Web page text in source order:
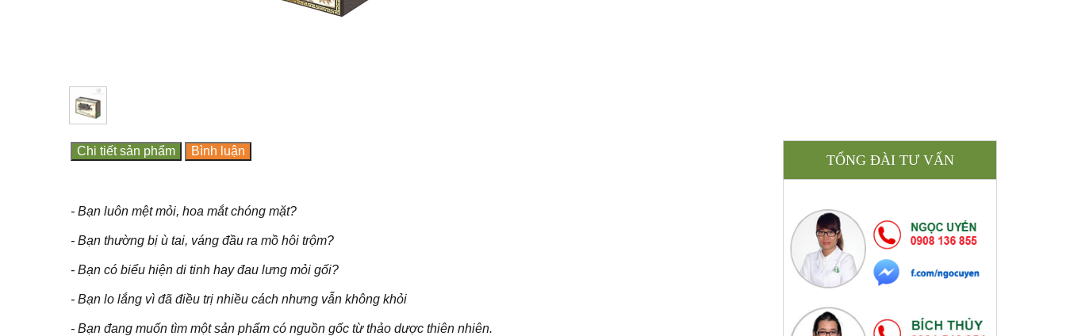
Chi tiết sản phẩm Bình luận
- Bạn luôn mệt mỏi, hoa mắt chóng mặt?
- Bạn thường bị ù tai, váng đầu ra mồ hôi trộm?
- Bạn có biểu hiện di tinh hay đau lưng mỏi gối?
- Bạn lo lắng vì đã điều trị nhiều cách nhưng vẫn không khỏi
- Bạn đang muốn tìm một sản phẩm có nguồn gốc từ thảo dược thiên nhiên.
TỔNG ĐÀI TƯ VẤN